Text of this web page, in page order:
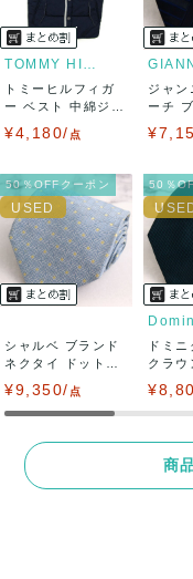
USED品に関しまして
りますので、トラブル
品を求められる方は御
また商品には細心の注
ましたら、レビュー記
い致します。対応でき
します。
また並行輸入品もござ
ない場合もございます
万が一、購入後に偽
決済方法
TOMMY HILFIGER
トミーヒルフィガ
ー ベスト 中綿ジャ
¥4,180/ 点
ジャン
ーチ
50％OFFクーポン
シャルベ ブランド
ネクタイ ドット柄
¥9,350/ 点
50％
ドミ
クラウ
商